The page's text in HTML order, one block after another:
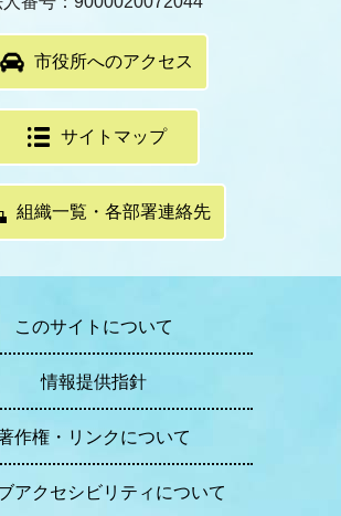
市役所へのアクセス
サイトマップ
組織一覧・各部署連絡先
このサイトについて
情報提供指針
作権・リンクについて
アクセシビリティについて